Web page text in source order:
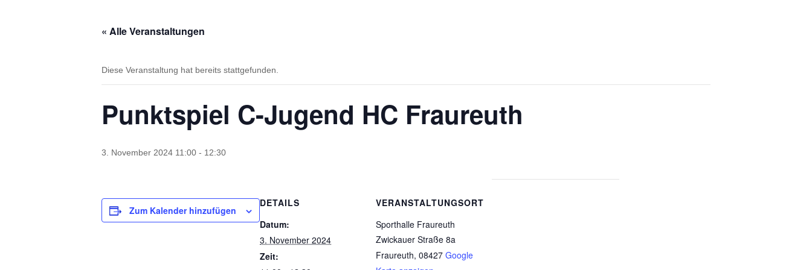
« Alle Veranstaltungen
Diese Veranstaltung hat bereits stattgefunden.
Punktspiel C-Jugend HC Fraureuth
3. November 2024 11:00 - 12:30
Zum Kalender hinzufügen
DETAILS
Datum:
3. November 2024
Zeit:
VERANSTALTUNGSORT
Sporthalle Fraureuth
Zwickauer Straße 8a
Fraureuth, 08427 Google